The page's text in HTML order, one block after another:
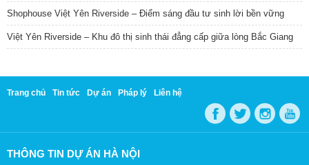
Shophouse Việt Yên Riverside – Điểm sáng đầu tư sinh lời bền vững
Việt Yên Riverside – Khu đô thị sinh thái đẳng cấp giữa lòng Bắc Giang
Trang chủ Tin tức Dự án Pháp lý Liên hệ
THÔNG TIN DỰ ÁN HÀ NỘI